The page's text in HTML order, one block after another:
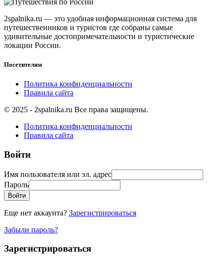
2spalnika.ru — это удобная информационная система для
путешественников и туристов где собраны самые
удивительные достопримечательности и туристические
локации России.
Посетителям
Политика конфиденциальности
Правила сайта
© 2025 - 2spalnika.ru Все права защищены.
Политика конфиденциальности
Правила сайта
Войти
Имя пользователя или эл. адрес
Пароль
Войти
Еще нет аккаунта? Зарегистрироваться
Забыли пароль?
Зарегистрироваться